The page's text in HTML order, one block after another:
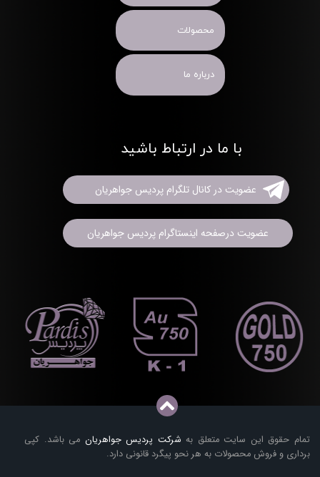
تمام حقوق این سایت متعلق به شرکت پردیس جواهریان می باشد. کپی
برداری و فروش محصولات به هر نحو پیگرد قانونی دارد.
محصولات
درباره ما
با ما در ارتباط باشید
عضویت در کانال تلگرام پردیس جواهریان
عضویت درصفحه اینستاگرام پردیس جواهریان